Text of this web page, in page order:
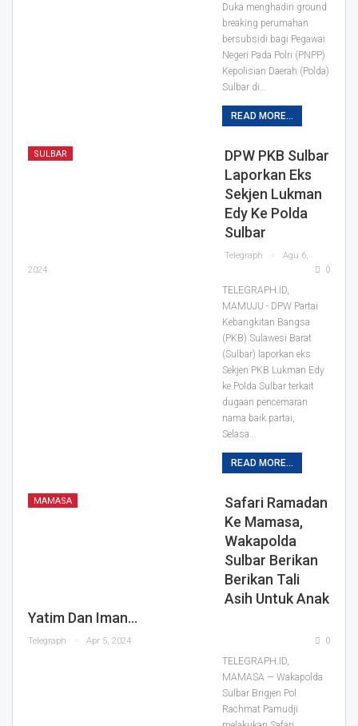
Duka menghadiri ground
breaking perumahan
bersubsidi bagi Pegawai
Negeri Pada Polri (PNPP)
Kepolisian Daerah (Polda)
Sulbar di…
READ MORE...
SULBAR
DPW PKB Sulbar
Laporkan Eks
Sekjen Lukman
Edy Ke Polda
Sulbar
Telegraph
Agu 6,
2024
0
TELEGRAPH.ID,
MAMUJU - DPW Partai
Kebangkitan Bangsa
(PKB) Sulawesi Barat
(Sulbar) laporkan eks
Sekjen PKB Lukman Edy
ke Polda Sulbar terkait
dugaan pencemaran
nama baik partai,
Selasa…
READ MORE...
MAMASA
Safari Ramadan
Ke Mamasa,
Wakapolda
Sulbar Berikan
Berikan Tali
Asih Untuk Anak
Yatim Dan Iman…
Telegraph Apr 5, 2024 0
TELEGRAPH.ID,
MAMASA — Wakapolda
Sulbar Brigjen Pol
Rachmat Pamudji